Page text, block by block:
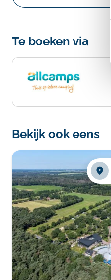
Te boeken via
Bekijk ook eens